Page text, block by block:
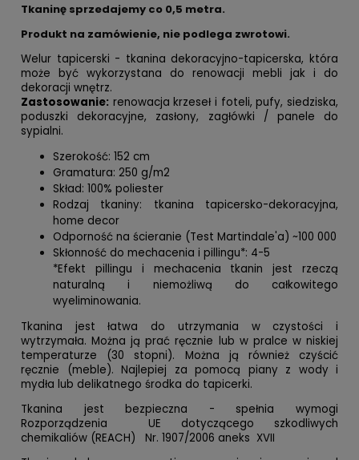
Tkaninę sprzedajemy co 0,5 metra.
Produkt na zamówienie, nie podlega zwrotowi.
Welur tapicerski - tkanina dekoracyjno-tapicerska, która
może być wykorzystana do renowacji mebli jak i do
dekoracji wnętrz.
Zastosowanie: renowacja krzeseł i foteli, pufy, siedziska,
poduszki dekoracyjne, zasłony, zagłówki / panele do
sypialni.
Szerokość: 152 cm
Gramatura: 250 g/m2
Skład: 100% poliester
Rodzaj tkaniny: tkanina tapicersko-dekoracyjna,
home decor
Odporność na ścieranie (Test Martindale'a) ~100 000
Skłonność do mechacenia i pillingu*: 4-5
*Efekt pillingu i mechacenia tkanin jest rzeczą
naturalną i niemożliwą do całkowitego
wyeliminowania.
Tkanina jest łatwa do utrzymania w czystości i
wytrzymała. Można ją prać ręcznie lub w pralce w niskiej
temperaturze (30 stopni). Można ją również czyścić
ręcznie (meble). Najlepiej za pomocą piany z wody i
mydła lub delikatnego środka do tapicerki.
Tkanina jest bezpieczna - spełnia wymogi
Rozporządzenia UE dotyczącego szkodliwych
chemikaliów (REACH) Nr. 1907/2006 aneks XVII